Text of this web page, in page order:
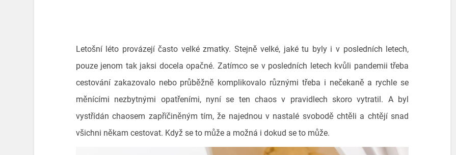
Letošní léto provázejí často velké zmatky. Stejně velké, jaké tu byly i v posledních letech,
pouze jenom tak jaksi docela opačné. Zatímco se v posledních letech kvůli pandemii třeba
cestování zakazovalo nebo průběžně komplikovalo různými třeba i nečekaně a rychle se
měnícími nezbytnými opatřeními, nyní se ten chaos v pravidlech skoro vytratil. A byl
vystřídán chaosem zapříčiněným tím, že najednou v nastalé svobodě chtěli a chtějí snad
všichni někam cestovat. Když se to může a možná i dokud se to může.